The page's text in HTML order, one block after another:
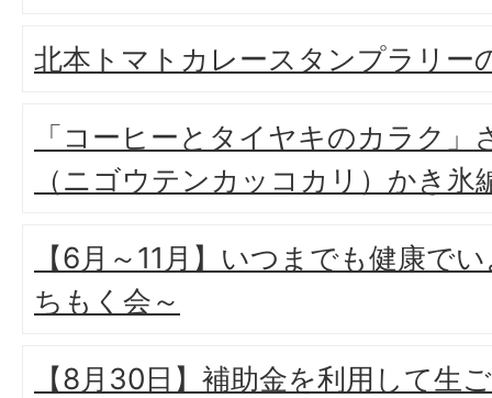
北本トマトカレースタンプラリー
「コーヒーとタイヤキのカラク
（ニゴウテンカッコカリ）かき氷
【6月～11月】いつまでも健康で
ちもく会～
【8月30日】補助金を利用して生